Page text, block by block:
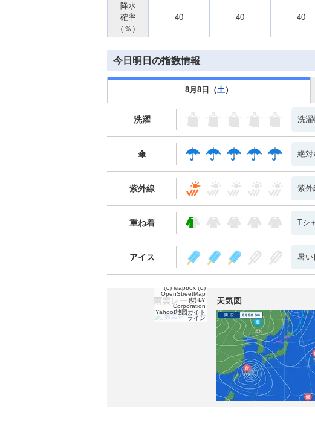
降水
確率
（％）
40 40 40
今日明日の指数情報
8月8日（土）
洗濯 洗
傘 絶対
紫外線 紫外
重ね着 Tシ
アイス 暑い
雨雲レーダー
(C) Mapbox (C)
OpenStreetMap
(C) LY
Corporation
Yahoo!地図ガイド
ライン
天気図